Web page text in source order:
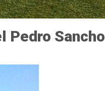
Pedro Sancho